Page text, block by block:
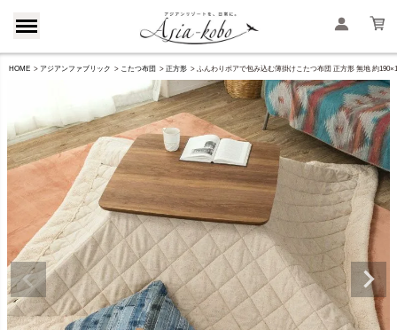
HOME アジアンファブリック こたつ布団 正方形 ふんわりボアで包み込む薄掛けこたつ布団 正方形 無地 約